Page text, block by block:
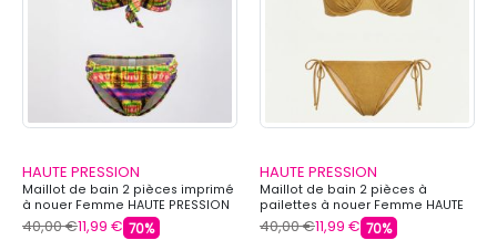
HAUTE PRESSION
Maillot de bain 2 pièces imprimé
à nouer Femme HAUTE PRESSION
40,00 €11,99 € 70%
HAUTE PRESSION
Maillot de bain 2 pièces à
pailettes à nouer Femme HAUTE
PRESSION
40,00 €11,99 € 70%